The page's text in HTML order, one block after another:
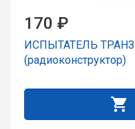
170 ₽
ИСПЫТАТЕЛЬ
(радиоконструктор)